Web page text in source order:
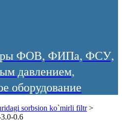
ФОВ, ФИПа, ФСУ,
давлением,
оборудование
sorbsion ko`mirli filtr >
0.6